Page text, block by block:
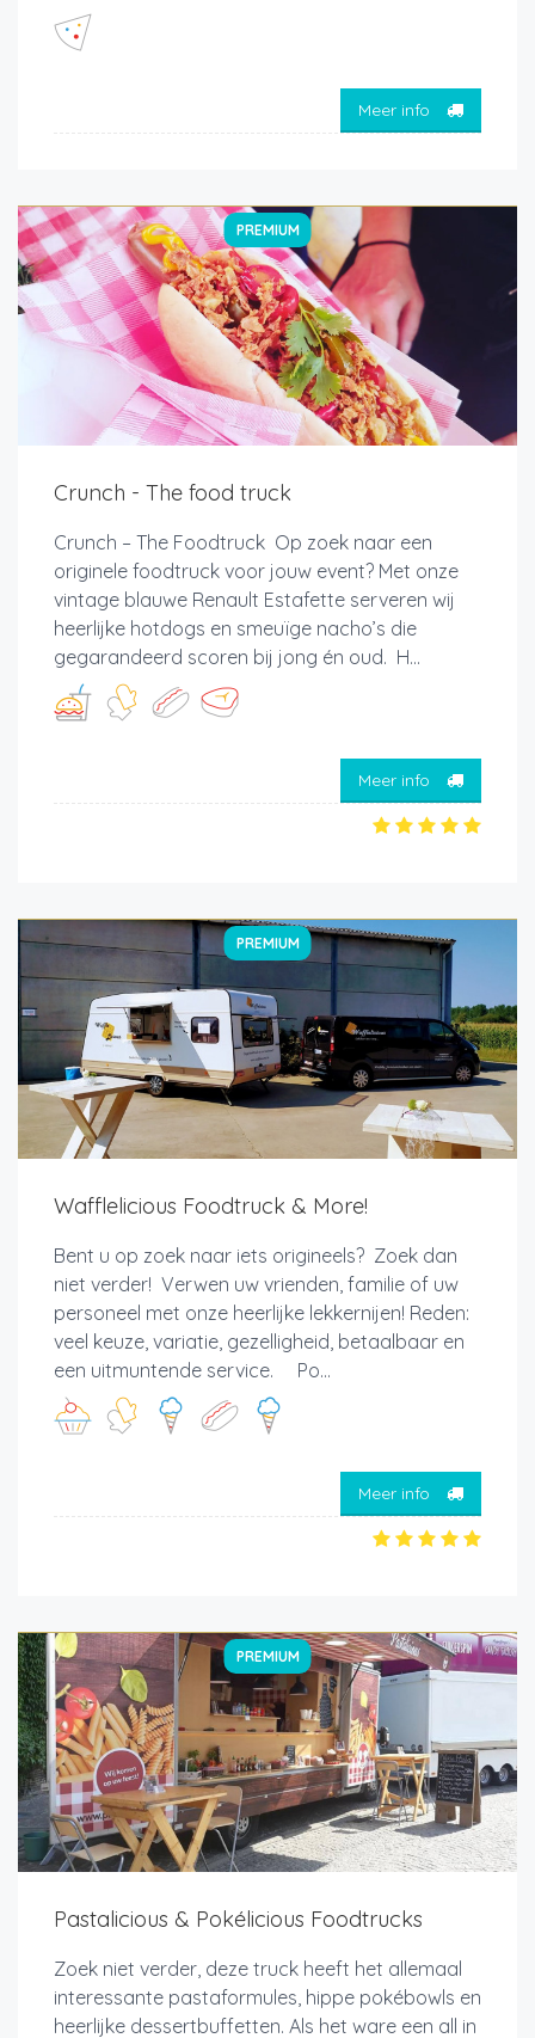
Meer info
PREMIUM
Crunch - The food truck
Crunch – The Foodtruck Op zoek naar een
originele foodtruck voor jouw event? Met onze
vintage blauwe Renault Estafette serveren wij
heerlijke hotdogs en smeuïge nacho’s die
gegarandeerd scoren bij jong én oud. H...
Meer info
PREMIUM
Wafflelicious Foodtruck & More!
Bent u op zoek naar iets origineels? Zoek dan
niet verder! Verwen uw vrienden, familie of uw
personeel met onze heerlijke lekkernijen! Reden:
veel keuze, variatie, gezelligheid, betaalbaar en
een uitmuntende service. Po...
Meer info
PREMIUM
Pastalicious & Pokélicious Foodtrucks
Zoek niet verder, deze truck heeft het allemaal
interessante pastaformules, hippe pokébowls en
heerlijke dessertbuffetten. Als het ware een all in